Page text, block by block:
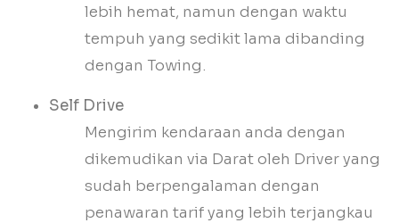
lebih hemat, namun dengan waktu
tempuh yang sedikit lama dibanding
dengan Towing.
Self Drive
Mengirim kendaraan anda dengan
dikemudikan via Darat oleh Driver yang
sudah berpengalaman dengan
penawaran tarif yang lebih terjangkau